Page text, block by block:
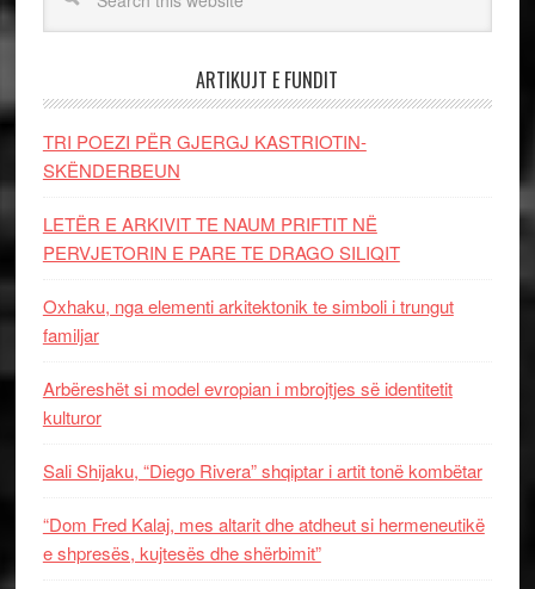
ARTIKUJT E FUNDIT
TRI POEZI PËR GJERGJ KASTRIOTIN-
SKËNDERBEUN
LETËR E ARKIVIT TE NAUM PRIFTIT NË
PERVJETORIN E PARE TE DRAGO SILIQIT
Oxhaku, nga elementi arkitektonik te simboli i trungut
familjar
Arbëreshët si model evropian i mbrojtjes së identitetit
kulturor
Sali Shijaku, “Diego Rivera” shqiptar i artit tonë kombëtar
“Dom Fred Kalaj, mes altarit dhe atdheut si hermeneutikë
e shpresës, kujtesës dhe shërbimit”